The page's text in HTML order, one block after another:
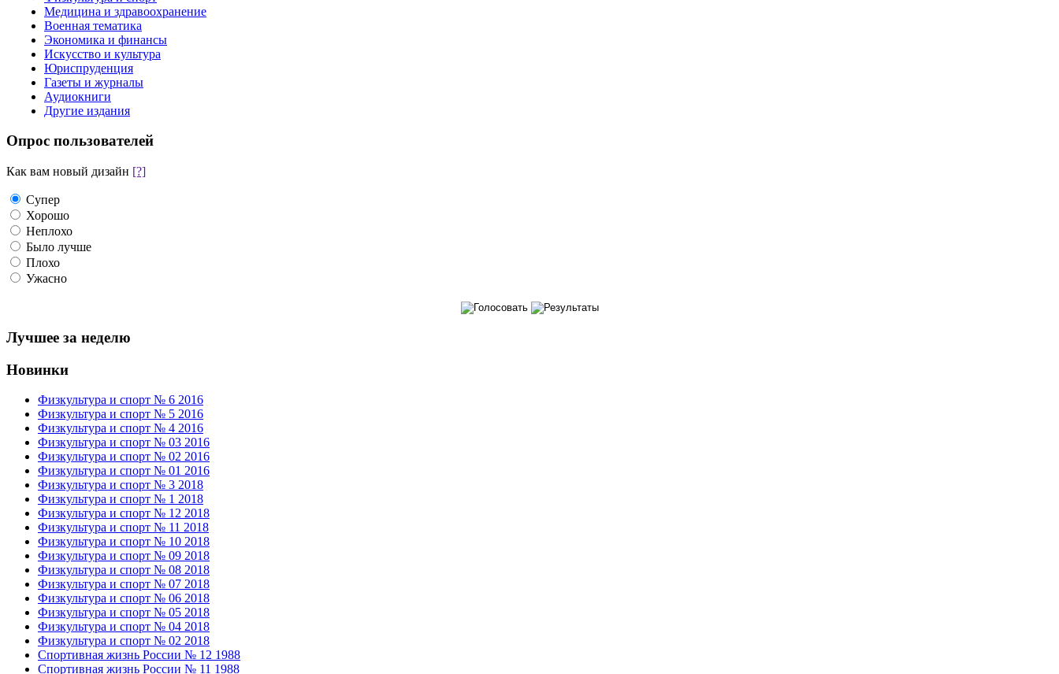
Медицина и здравоохранение
Военная тематика
Экономика и финансы
Искусство и культура
Юриспруденция
Газеты и журналы
Аудиокниги
Другие издания
Опрос пользователей
Как вам новый дизайн [?]
Супер
Хорошо
Неплохо
Было лучше
Плохо
Ужасно
Лучшее за неделю
Новинки
Физкультура и спорт № 6 2016
Физкультура и спорт № 5 2016
Физкультура и спорт № 4 2016
Физкультура и спорт № 03 2016
Физкультура и спорт № 02 2016
Физкультура и спорт № 01 2016
Физкультура и спорт № 3 2018
Физкультура и спорт № 1 2018
Физкультура и спорт № 12 2018
Физкультура и спорт № 11 2018
Физкультура и спорт № 10 2018
Физкультура и спорт № 09 2018
Физкультура и спорт № 08 2018
Физкультура и спорт № 07 2018
Физкультура и спорт № 06 2018
Физкультура и спорт № 05 2018
Физкультура и спорт № 04 2018
Физкультура и спорт № 02 2018
Спортивная жизнь России № 12 1988
Спортивная жизнь России № 11 1988